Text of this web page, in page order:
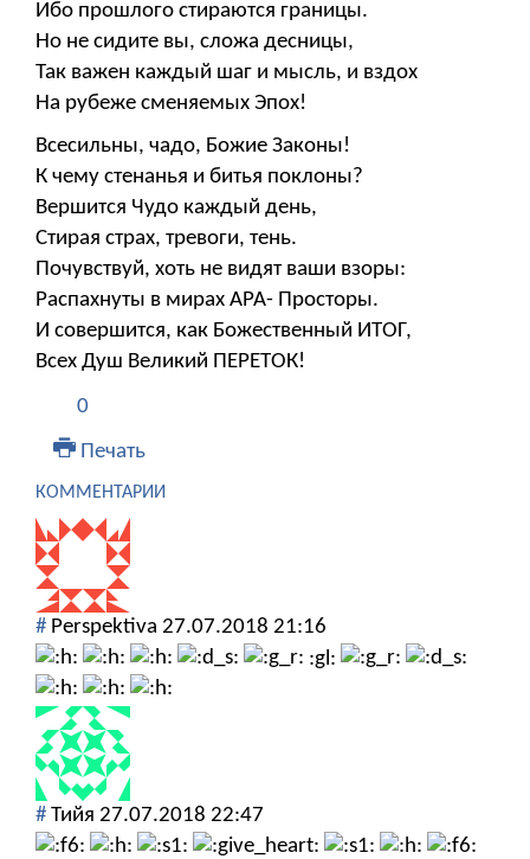
Ибо прошлого стираются границы.
Но не сидите вы, сложа десницы,
Так важен каждый шаг и мысль, и вздох
На рубеже сменяемых Эпох!
Всесильны, чадо, Божие Законы!
К чему стенанья и битья поклоны?
Вершится Чудо каждый день,
Стирая страх, тревоги, тень.
Почувствуй, хоть не видят ваши взоры:
Распахнуты в мирах АРА- Просторы.
И совершится, как Божественный ИТОГ,
Всех Душ Великий ПЕРЕТОК!
0
Печать
КОММЕНТАРИИ
# Perspektiva 27.07.2018 21:16
:gl:
# Тийя 27.07.2018 22:47